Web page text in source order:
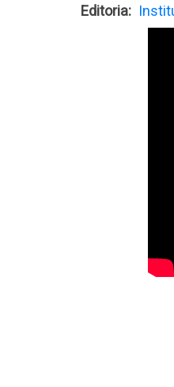
Editoria